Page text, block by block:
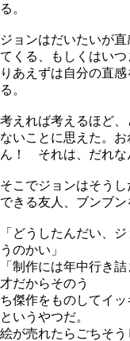
る。
ジョンはだいたいが
てくる、もしくはい
りあえずは自分の直
る。
考えれば考えるほど
ないことに思えた。
ん！ それは、だれな
そこでジョンはそう
できる友人、ブンブン
「どうしたんだい、
うのかい」
「制作には年中行き
才だからそのう
ち傑作をものしてイ
というやつだ。
絵が売れたらごちそう